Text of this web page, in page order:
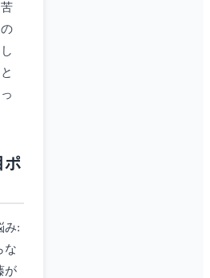
ポ
み:
な
が